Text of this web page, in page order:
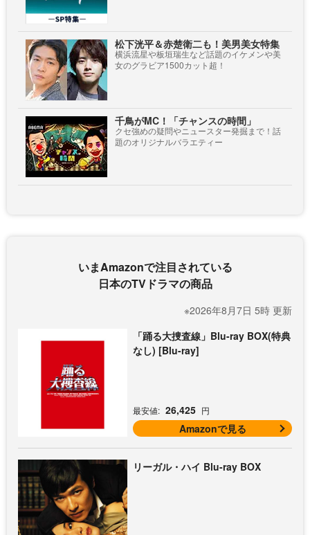
松下洸平＆赤楚衛二も！美男美女特集
横浜流星や板垣瑞生など話題のイケメンや美
女のグラビア1500カット超！
千鳥がMC！「チャンスの時間」
クセ強めの疑問やニュースター発掘まで！話
題のオリジナルバラエティー
いまAmazonで注目されている
日本のTVドラマの商品
※2026年8月7日 5時 更新
「踊る大捜査線」Blu-ray BOX(特典
なし) [Blu-ray]
最安値: 26,425 円
Amazonで見る
リーガル・ハイ Blu-ray BOX